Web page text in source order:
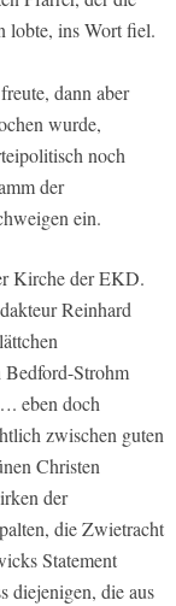
lobte, ins Wort fiel.
dann aber
wurde,
noch
der
ein.
Kirche der EKD.
Reinhard
Bedford-Strohm
eben doch
zwischen guten
Christen
der
die Zwietracht
Statement
diejenigen, die aus